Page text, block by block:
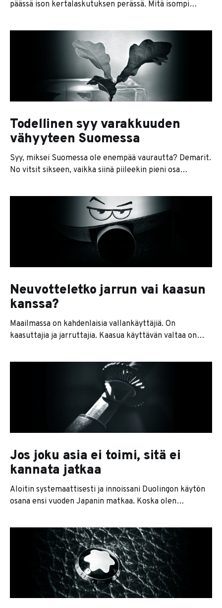
päässä ison kertalaskutuksen perässä. Mitä isompi
kotiuttaminen tuntuu: * 20 000 euroa tuntuu
suuremmalta kuin 1 000 euroa kuukaudessa
jatkuvalaskutteisesti kahden vuoden ajalta. * 10 000
euroa tuntuu suuremmalta kuin 500 euroa
kuukausilaskutteisesti kahden vuoden ajalta. * 5 000
Todellinen syy varakkuuden
vähyyteen Suomessa
Syy, miksei Suomessa ole enempää vaurautta? Demarit.
No vitsit sikseen, vaikka siinä piileekin pieni osa
Ajatellaan vaurautta yksinkertaisesti omaisuutena tai
varallisuutena, joka jää yksilölle elämiskulujen jälkeen.
Se voi olla perittyä omaisuutta, säästöjä, osakkeita,
kultaa, kryptoja tai vaikka sijoitusasunto, sellaista
omaisuutta, jota et tarvitse päivittäin,
Neuvotteletko jarrun vai kaasun
kanssa?
Maailmassa on kahdenlaisia vallankäyttäjiä. On
kaasuttajia ja jarruttajia. Kaasua käyttävän valtaa on
mahdollisuus sanoa "kyllä" jollekin asialle, tehdä
ostopäätöksiä, tilata palveluita, päättää suunnasta,
rekrytoida ihmisiä, ostaa liiketoimintoja ja niin edelleen.
Tämän vallan muoto on helppo tunnistaa. Jarruvaltaa
taas on jokaisella, joka
Jos joku asia ei toimi, sitä ei
kannata jatkaa
Aloitin systemaattisesti ja innoissani Duolingon käytön
osana ensi vuoden Japanin matkaa. Koska olen
osaksi aamupunnerruksista ja meditoinnista koostuvaa
aamurutiinia oli melko yksinkertaista. Jaksoin
Duolingoa kuitenkin vain 295 päivää. Ei siksi, etteikö
japanin kielen opettelu olisi kiinnostanut, vaan siksi,
että Duolingo alkoi ottaa päähän. Olen aina